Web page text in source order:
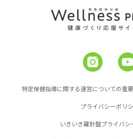
特定保健指導に関する運営についての重
プライバシーポリ
いきいき羅針盤プライバシ